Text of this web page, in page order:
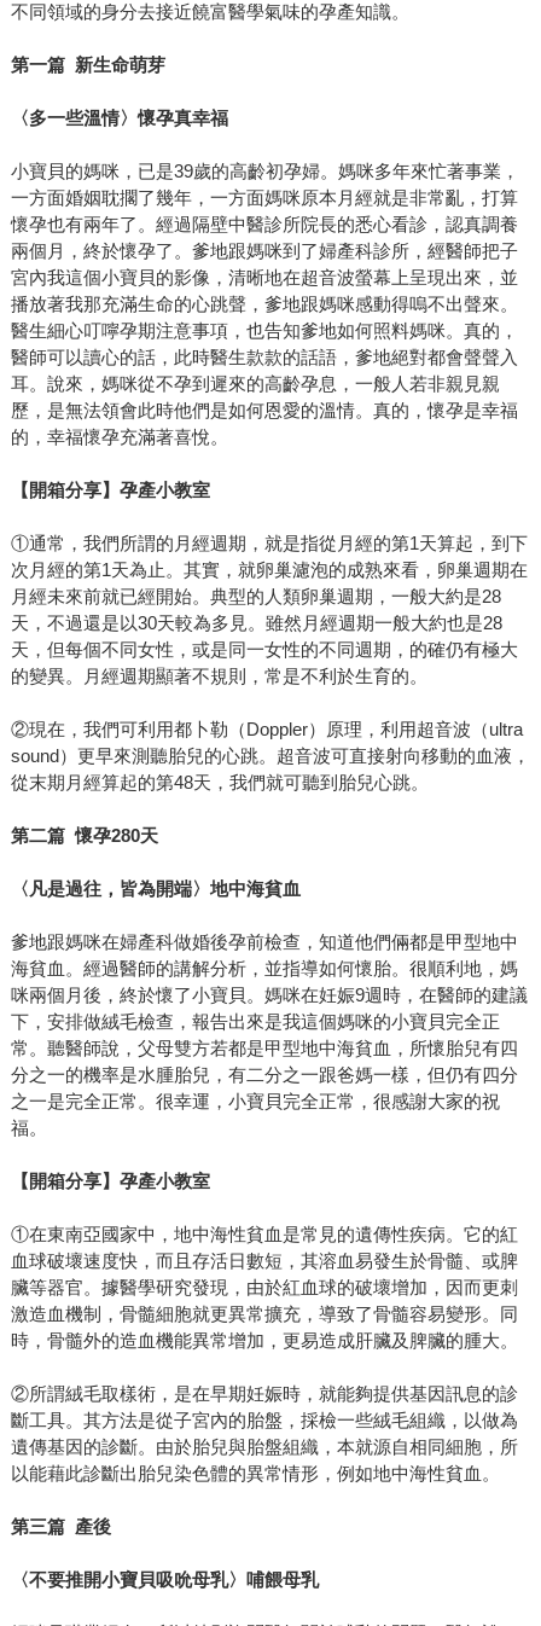
不同領域的身分去接近饒富醫學氣味的孕產知識。
第一篇 新生命萌芽
〈多一些溫情〉懷孕真幸福
小寶貝的媽咪，已是39歲的高齡初孕婦。媽咪多年來忙著事業，
一方面婚姻耽擱了幾年，一方面媽咪原本月經就是非常亂，打算
懷孕也有兩年了。經過隔壁中醫診所院長的悉心看診，認真調養
兩個月，終於懷孕了。爹地跟媽咪到了婦產科診所，經醫師把子
宮內我這個小寶貝的影像，清晰地在超音波螢幕上呈現出來，並
播放著我那充滿生命的心跳聲，爹地跟媽咪感動得嗚不出聲來。
醫生細心叮嚀孕期注意事項，也告知爹地如何照料媽咪。真的，
醫師可以讀心的話，此時醫生款款的話語，爹地絕對都會聲聲入
耳。說來，媽咪從不孕到遲來的高齡孕息，一般人若非親見親
歷，是無法領會此時他們是如何恩愛的溫情。真的，懷孕是幸福
的，幸福懷孕充滿著喜悅。
【開箱分享】孕產小教室
①通常，我們所謂的月經週期，就是指從月經的第1天算起，到下
次月經的第1天為止。其實，就卵巢濾泡的成熟來看，卵巢週期在
月經未來前就已經開始。典型的人類卵巢週期，一般大約是28
天，不過還是以30天較為多見。雖然月經週期一般大約也是28
天，但每個不同女性，或是同一女性的不同週期，的確仍有極大
的變異。月經週期顯著不規則，常是不利於生育的。
②現在，我們可利用都卜勒（Doppler）原理，利用超音波（ultra
sound）更早來測聽胎兒的心跳。超音波可直接射向移動的血液，
從末期月經算起的第48天，我們就可聽到胎兒心跳。
第二篇 懷孕280天
〈凡是過往，皆為開端〉地中海貧血
爹地跟媽咪在婦產科做婚後孕前檢查，知道他們倆都是甲型地中
海貧血。經過醫師的講解分析，並指導如何懷胎。很順利地，媽
咪兩個月後，終於懷了小寶貝。媽咪在妊娠9週時，在醫師的建議
下，安排做絨毛檢查，報告出來是我這個媽咪的小寶貝完全正
常。聽醫師說，父母雙方若都是甲型地中海貧血，所懷胎兒有四
分之一的機率是水腫胎兒，有二分之一跟爸媽一樣，但仍有四分
之一是完全正常。很幸運，小寶貝完全正常，很感謝大家的祝
福。
【開箱分享】孕產小教室
①在東南亞國家中，地中海性貧血是常見的遺傳性疾病。它的紅
血球破壞速度快，而且存活日數短，其溶血易發生於骨髓、或脾
臟等器官。據醫學研究發現，由於紅血球的破壞增加，因而更刺
激造血機制，骨髓細胞就更異常擴充，導致了骨髓容易變形。同
時，骨髓外的造血機能異常增加，更易造成肝臟及脾臟的腫大。
②所謂絨毛取樣術，是在早期妊娠時，就能夠提供基因訊息的診
斷工具。其方法是從子宮內的胎盤，採檢一些絨毛組織，以做為
遺傳基因的診斷。由於胎兒與胎盤組織，本就源自相同細胞，所
以能藉此診斷出胎兒染色體的異常情形，例如地中海性貧血。
第三篇 產後
〈不要推開小寶貝吸吮母乳〉哺餵母乳